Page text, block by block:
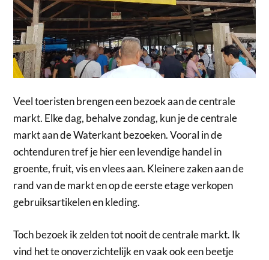
Veel toeristen brengen een bezoek aan de centrale
markt. Elke dag, behalve zondag, kun je de centrale
markt aan de Waterkant bezoeken. Vooral in de
ochtenduren tref je hier een levendige handel in
groente, fruit, vis en vlees aan. Kleinere zaken aan de
rand van de markt en op de eerste etage verkopen
gebruiksartikelen en kleding.
Toch bezoek ik zelden tot nooit de centrale markt. Ik
vind het te onoverzichtelijk en vaak ook een beetje